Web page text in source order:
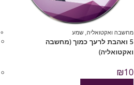
מחשבה ואקטואליה, שמע
5 ואהבת לרעך כמוך (מחשבה
ואקטואליה)
₪10